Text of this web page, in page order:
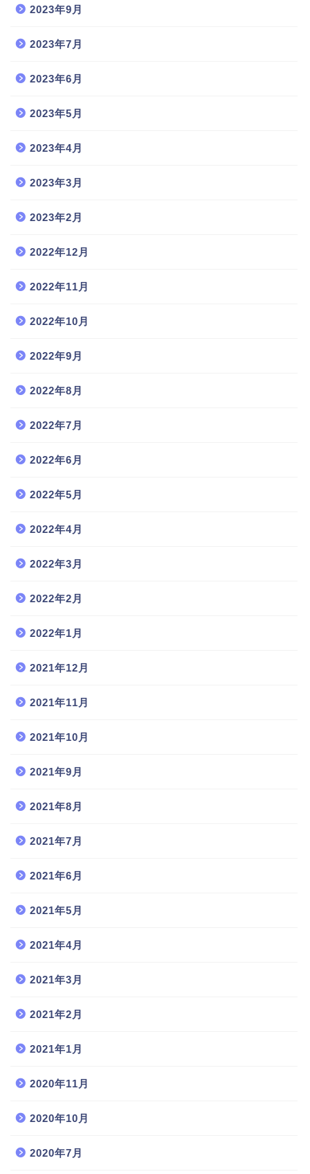
2023年9月
2023年7月
2023年6月
2023年5月
2023年4月
2023年3月
2023年2月
2022年12月
2022年11月
2022年10月
2022年9月
2022年8月
2022年7月
2022年6月
2022年5月
2022年4月
2022年3月
2022年2月
2022年1月
2021年12月
2021年11月
2021年10月
2021年9月
2021年8月
2021年7月
2021年6月
2021年5月
2021年4月
2021年3月
2021年2月
2021年1月
2020年11月
2020年10月
2020年7月